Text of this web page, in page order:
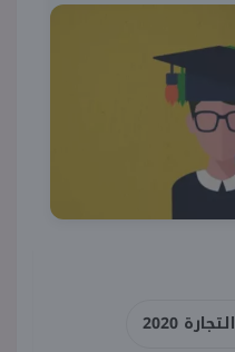
2020